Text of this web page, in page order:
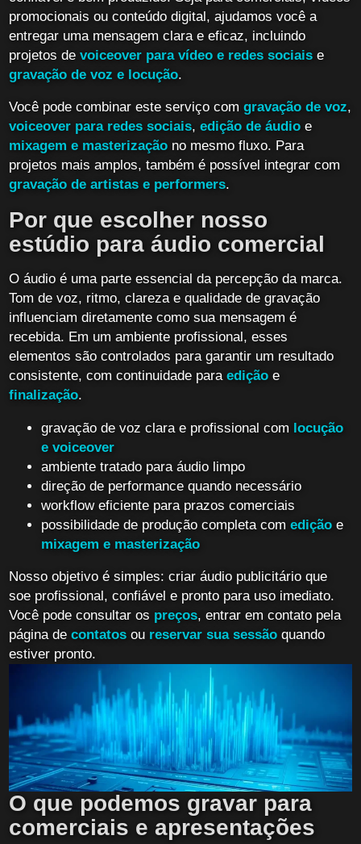
promocionais ou conteúdo digital, ajudamos você a
entregar uma mensagem clara e eficaz, incluindo
projetos devoiceover para vídeo e redes sociais e
gravação de voz e locução.
Você pode combinar este serviço comgravação de voz,
voiceover para redes sociais,edição de áudio e
mixagem e masterização no mesmo fluxo. Para
projetos mais amplos, também é possível integrar com
gravação de artistas e performers.
Por que escolher nosso
estúdio para áudio comercial
O áudio é uma parte essencial da percepção da marca.
Tom de voz, ritmo, clareza e qualidade de gravação
influenciam diretamente como sua mensagem é
recebida. Em um ambiente profissional, esses
elementos são controlados para garantir um resultado
consistente, com continuidade paraedição e
finalização.
gravação de voz clara e profissional com locução
e voiceover
ambiente tratado para áudio limpo
direção de performance quando necessário
workflow eficiente para prazos comerciais
possibilidade de produção completa comedição e
mixagem e masterização
Nosso objetivo é simples: criar áudio publicitário que
soe profissional, confiável e pronto para uso imediato.
Você pode consultar os preços, entrar em contato pela
página decontatos ou reservar sua sessão quando
estiver pronto.
O que podemos gravar para
comerciais e apresentações